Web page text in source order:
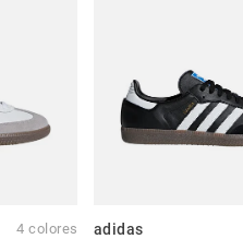
4 colores
adidas